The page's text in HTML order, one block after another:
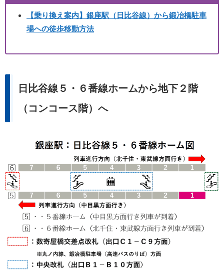
【乗り換え案内】銀座駅（日比谷線）から鍛冶橋駐車
場への徒歩移動方法
日比谷線５・６番線ホームから地下２階
（コンコース階）へ